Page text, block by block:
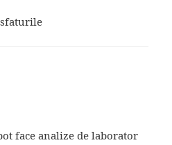
face analize de laborator